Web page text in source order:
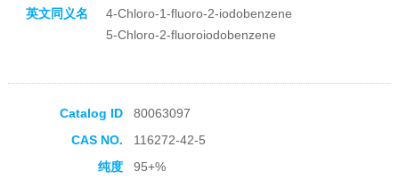
英文同义名
4-Chloro-1-fluoro-2-iodobenzene
5-Chloro-2-fluoroiodobenzene
Catalog ID
80063097
CAS NO.
116272-42-5
纯度
95+%